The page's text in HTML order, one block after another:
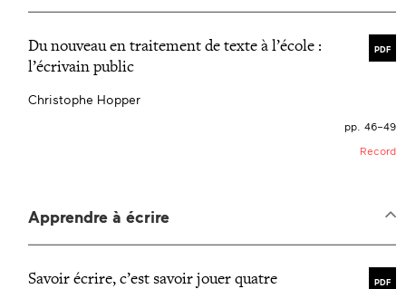
PDF
Du nouveau en traitement de texte à l’école :
l’écrivain public
Christophe Hopper
pp. 46–49
Record
Apprendre à écrire
PDF
Savoir écrire, c’est savoir jouer quatre